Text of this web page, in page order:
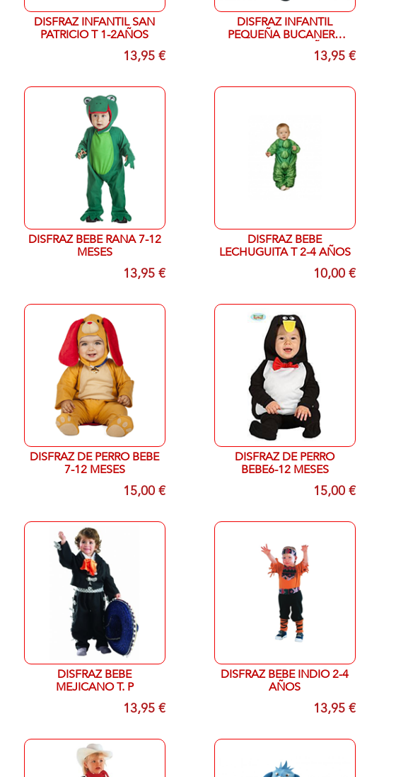
DISFRAZ INFANTIL SAN
PATRICIO T 1-2AÑOS
13,95 €
DISFRAZ INFANTIL
PEQUEÑA BUCANERA
ALEGRE T 1-2 AÑOS
13,95 €
DISFRAZ BEBE RANA 7-12
MESES
13,95 €
DISFRAZ BEBE
LECHUGUITA T 2-4 AÑOS
10,00 €
DISFRAZ DE PERRO BEBE
7-12 MESES
15,00 €
DISFRAZ DE PERRO
BEBE6-12 MESES
15,00 €
DISFRAZ BEBE
MEJICANO T. P
13,95 €
DISFRAZ BEBE INDIO 2-4
AÑOS
13,95 €